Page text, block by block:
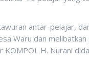
antar-pelajar,
Waru dan
H. Nurani